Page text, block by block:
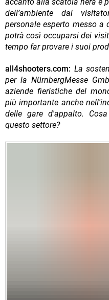
dell’ambiente dai
personale esperto messo a
potrà così occuparsi dei
tempo far provare i suoi
all4shooters.com: La
per la NürnbergMesse
aziende fieristiche del
più importante anche
delle gare d'appalto.
questo settore?